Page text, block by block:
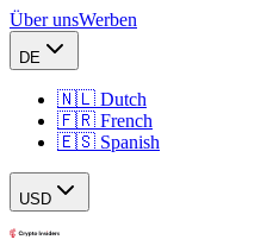
Über unsWerben
DE
🇳🇱 Dutch
🇫🇷 French
🇪🇸 Spanish
USD